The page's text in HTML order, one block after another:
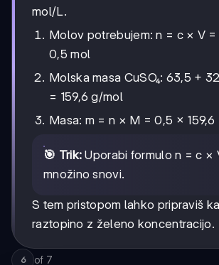
mol/L.
Molov potrebujem: n = c × V
0,5 mol
Molska masa CuSO₄: 63,5 +
= 159,6 g/mol
Masa: m = n × M = 0,5 × 159,6
🎯 Trik: Uporabi formulo n = c ×
množino snovi.
S tem pristopom lahko pripraviš
raztopino z želeno koncentracijo.
6 of 7